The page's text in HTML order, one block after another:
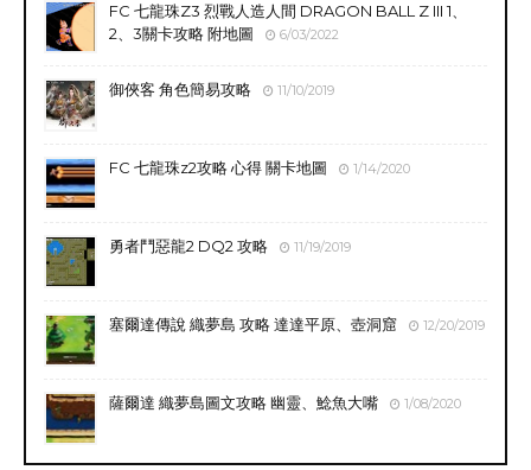
FC 七龍珠Z3 烈戰人造人間 DRAGON BALL Z III 1、
2、3關卡攻略 附地圖
6/03/2022
御俠客 角色簡易攻略 11/10/2019
FC 七龍珠z2攻略 心得 關卡地圖 1/14/2020
勇者鬥惡龍2 DQ2 攻略 11/19/2019
塞爾達傳說 織夢島 攻略 達達平原、壺洞窟 12/20/2019
薩爾達 織夢島圖文攻略 幽靈、鯰魚大嘴 1/08/2020